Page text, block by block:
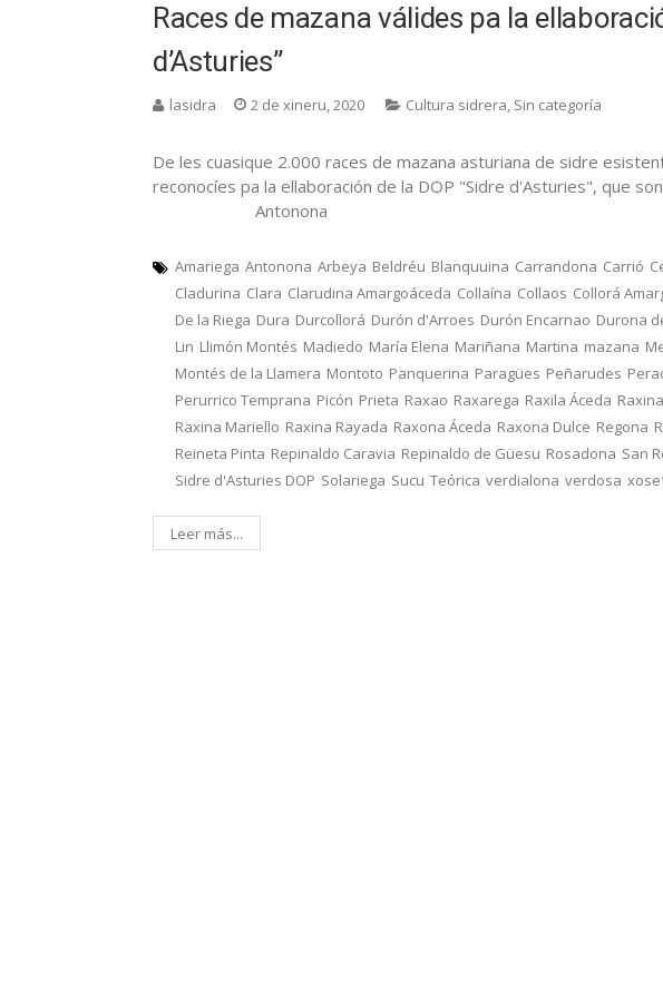
Races de mazana válides pa la
d’Asturies”
lasidra 2 de xineru, 2020 Cultura sidrera, Sin categoría
De les cuasique 2.000 races de mazana asturiana de sidre
reconocíes pa la ellaboración de la DOP "Sidre d'Asturies", que
Antonona
Amariega Antonona Arbeya Beldréu Blanquuina Carrandona Carrió
Cladurina Clara Clarudina Amargoáceda Collaína Collaos Collorá
De la Riega Dura Durcollorá Durón d'Arroes Durón Encarnao Durona
Lin Llimón Montés Madiedo María Elena Mariñana Martina mazana
Montés de la Llamera Montoto Panquerina Paragües Peñarudes
Perurrico Temprana Picón Prieta Raxao Raxarega Raxila Áceda
Raxina Mariello Raxina Rayada Raxona Áceda Raxona Dulce Regona
Reineta Pinta Repinaldo Caravia Repinaldo de Güesu Rosadona San
Sidre d'Asturies DOP Solariega Sucu Teórica verdialona verdosa
Leer más...